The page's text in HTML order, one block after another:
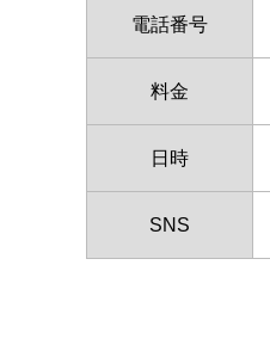
電話番号
料金
日時
SNS